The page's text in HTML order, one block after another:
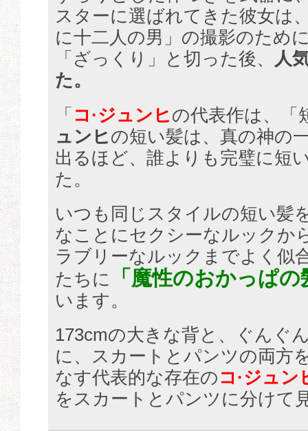
スターに選ばれてきた彼女は
に十二人の男」の撮影のため
「ざっくり」と切った後、 人
た。
「 コ·ジュンヒの代表作は、「
ュンヒの短い髪は、真の神の
出るほど、誰よりも完璧に短
た。
いつも同じスタイルの短い髪
なことにセクシーなルックか
ラブリーなルックまでよく似
たちに
「魔性のおかっぱの
います。
173cmの大きな背と、ぐんぐ
に、スカートとパンツの両方
なす代表的な存在の コ·ジュン
をスカートとパンツに分けて